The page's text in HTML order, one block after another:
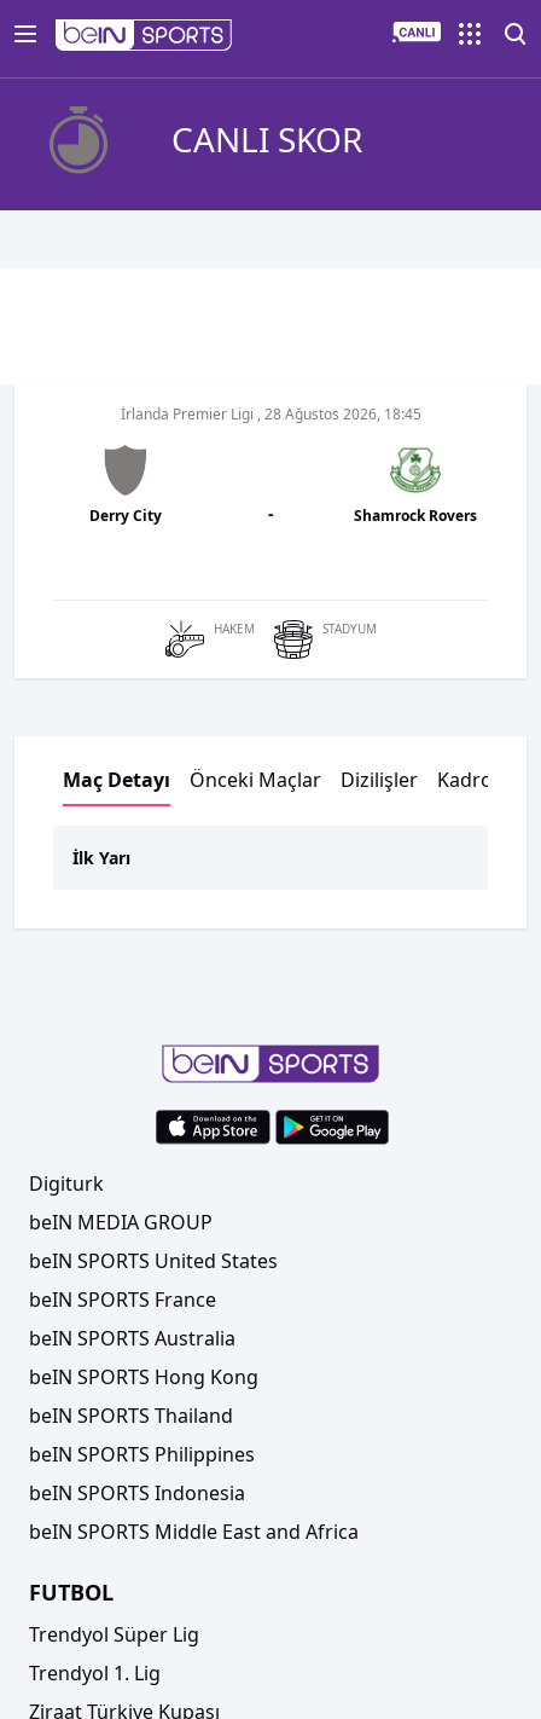
CANLI SKOR
İrlanda Premier Ligi , 28 Ağustos 2026, 18:45
Derry City - Shamrock Rovers
HAKEM STADYUM
Maç Detayı Önceki Maçlar Dizilişler Kadrolar
İlk Yarı
Digiturk
beIN MEDIA GROUP
beIN SPORTS United States
beIN SPORTS France
beIN SPORTS Australia
beIN SPORTS Hong Kong
beIN SPORTS Thailand
beIN SPORTS Philippines
beIN SPORTS Indonesia
beIN SPORTS Middle East and Africa
FUTBOL
Trendyol Süper Lig
Trendyol 1. Lig
Ziraat Türkiye Kupası